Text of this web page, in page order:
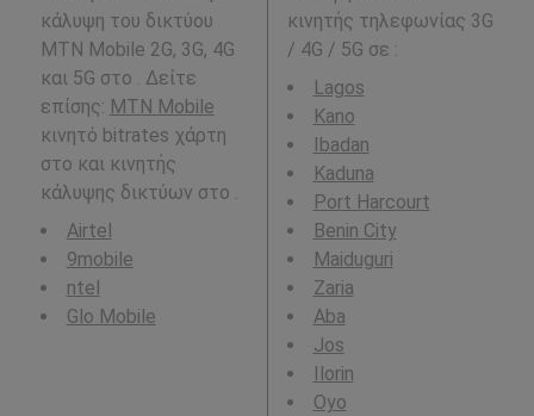
κάλυψη του δικτύου
MTN Mobile 2G, 3G, 4G
και 5G στο . Δείτε
επίσης: MTN Mobile
κινητό bitrates χάρτη
στο και κινητής
κάλυψης δικτύων στο .
Airtel
9mobile
ntel
Glo Mobile
κινητής τηλεφωνίας 3G
/ 4G / 5G σε :
Lagos
Kano
Ibadan
Kaduna
Port Harcourt
Benin City
Maiduguri
Zaria
Aba
Jos
Ilorin
Oyo